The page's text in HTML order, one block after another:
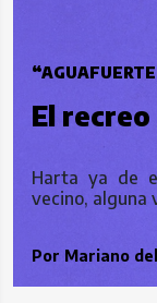
El
Harta ya de
vecino, alguna
Por Mariano